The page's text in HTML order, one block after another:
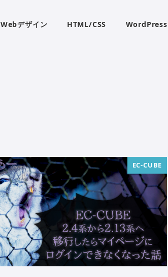
Webデザイン HTML/CSS WordPress
EC-CUBE